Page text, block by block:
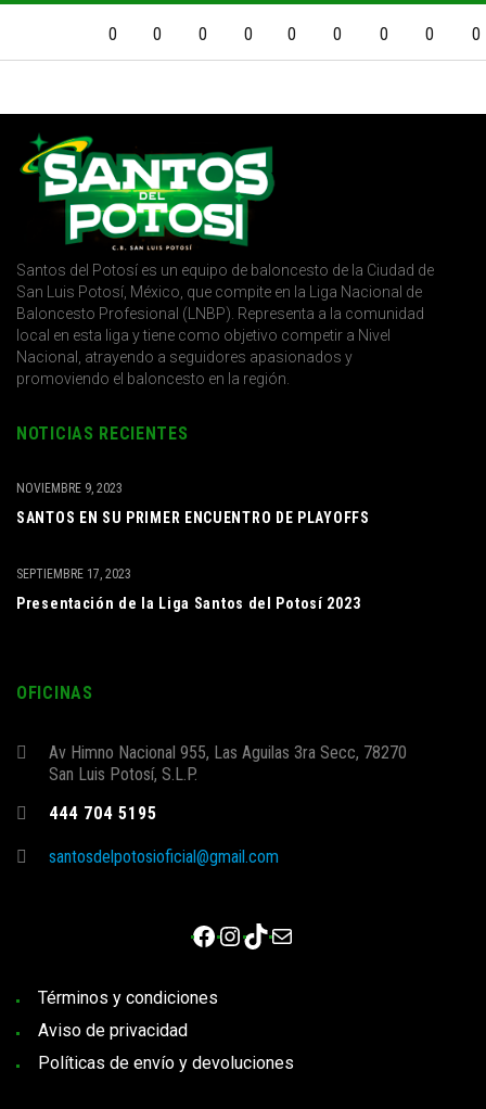
0 0 0 0 0 0 0 0 0
Santos del Potosí es un equipo de baloncesto de la Ciudad de
San Luis Potosí, México, que compite en la Liga Nacional de
Baloncesto Profesional (LNBP). Representa a la comunidad
local en esta liga y tiene como objetivo competir a Nivel
Nacional, atrayendo a seguidores apasionados y
promoviendo el baloncesto en la región.
NOTICIAS RECIENTES
SANTOS EN SU PRIMER ENCUENTRO DE PLAYOFFS
NOVIEMBRE 9, 2023
Presentación de la Liga Santos del Potosí 2023
SEPTIEMBRE 17, 2023
OFICINAS
Av Himno Nacional 955, Las Aguilas 3ra Secc, 78270
San Luis Potosí, S.L.P.
444 704 5195
santosdelpotosioficial@gmail.com
Facebook
Instagram
TikTok
Correo electrónico
Términos y condiciones
Aviso de privacidad
Políticas de envío y devoluciones